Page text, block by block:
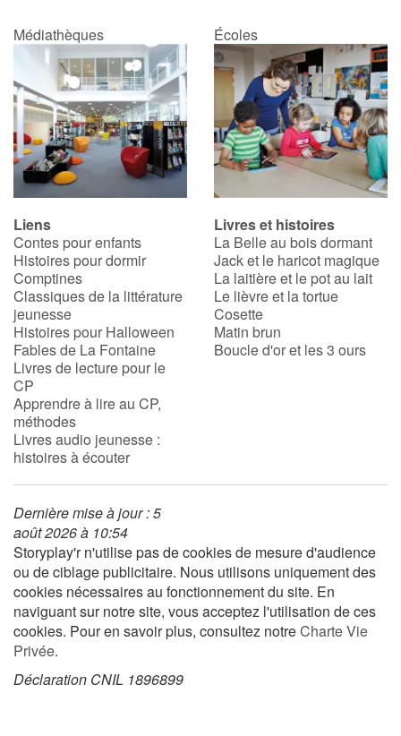
Contraste +
Aide
Accueil
Famille
Écoles
Médiathèques
Vidéos & Tutoriaux
Blog
Actualités
Rencontres et témoignages
Contes d'ici et d'ailleurs
Autour de la lecture
Apprendre à lire
Livre audio
Médiathèques Écoles
Liens
Contes pour enfants
Histoires pour dormir
Comptines
Classiques de la littérature
jeunesse
Histoires pour Halloween
Fables de La Fontaine
Livres de lecture pour le
CP
Apprendre à lire au CP,
méthodes
Livres audio jeunesse :
histoires à écouter
Livres et histoires
La Belle au bois dormant
Jack et le haricot magique
La laitière et le pot au lait
Le lièvre et la tortue
Cosette
Matin brun
Boucle d'or et les 3 ours
Dernière mise à jour : 5
août 2026 à 10:54
Storyplay'r n'utilise pas de cookies de mesure d'audience
ou de ciblage publicitaire. Nous utilisons uniquement des
cookies nécessaires au fonctionnement du site. En
naviguant sur notre site, vous acceptez l'utilisation de ces
cookies. Pour en savoir plus, consultez notreCharte Vie
Privée.
Déclaration CNIL 1896899